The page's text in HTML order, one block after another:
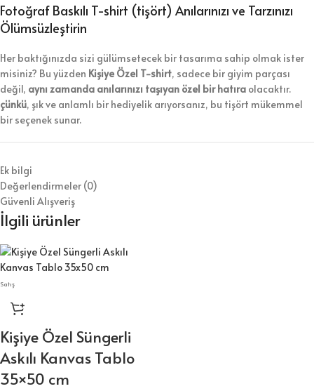
Fotoğraf Baskılı T-shirt (tişört) Anılarınızı ve Tarzınızı
Ölümsüzleştirin
Her baktığınızda sizi gülümsetecek bir tasarıma sahip olmak ister
misiniz? Bu yüzden Kişiye Özel T-shirt, sadece bir giyim parçası
değil, aynı zamanda anılarınızı taşıyan özel bir hatıra olacaktır.
çünkü, şık ve anlamlı bir hediyelik arıyorsanız, bu tişört mükemmel
bir seçenek sunar.
Ek bilgi
Değerlendirmeler (0)
Güvenli Alışveriş
İlgili ürünler
Satış
Kişiye Özel Süngerli
Askılı Kanvas Tablo
35×50 cm